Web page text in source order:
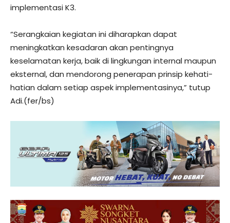
implementasi K3.
“Serangkaian kegiatan ini diharapkan dapat
meningkatkan kesadaran akan pentingnya
keselamatan kerja, baik di lingkungan internal maupun
eksternal, dan mendorong penerapan prinsip kehati-
hatian dalam setiap aspek implementasinya,” tutup
Adi.(fer/bs)